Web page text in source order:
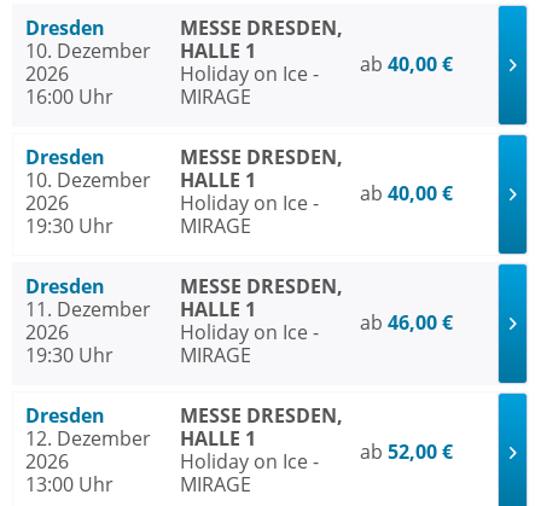
Dresden
10. Dezember
2026
16:00 Uhr
MESSE DRESDEN,
HALLE 1
Holiday on Ice -
MIRAGE
ab 40,00 €
Dresden
10. Dezember
2026
19:30 Uhr
MESSE DRESDEN,
HALLE 1
Holiday on Ice -
MIRAGE
ab 40,00 €
Dresden
11. Dezember
2026
19:30 Uhr
MESSE DRESDEN,
HALLE 1
Holiday on Ice -
MIRAGE
ab 46,00 €
Dresden
12. Dezember
2026
13:00 Uhr
MESSE DRESDEN,
HALLE 1
Holiday on Ice -
MIRAGE
ab 52,00 €